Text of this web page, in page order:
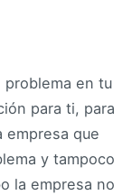
problema en tu
para ti, para
empresa que
y tampoco
la empresa no